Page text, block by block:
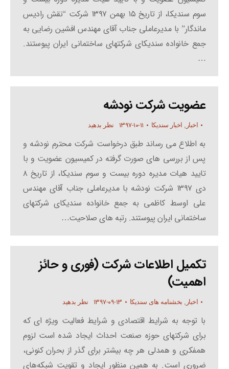
سوم سندیکا، از تاریخ ۱۵ بهمن ۱۳۹۷ شرکت “نقش رادیس
ماندگار” با مدیرعاملی جناب آقای مهندس افشین رضایی به
جمع خانواده سندیکای شرکتهای ساختمانی ایران پیوستند.
…
عضویت شرکت نودشه
اخبار , اخبار سندیکا ۱۳۹۷-۱۰-۱۱ نظر بدهید
به اطلاع می رساند طبق درخواست شرکت محترم نودشه و
پس از بررسی های صورت گرفته در کمیسیون عضویت و با
تایید هیات مدیره دوره بیست و سوم سندیکا، از تاریخ ۸
دی ۱۳۹۷ شرکت نودشه با مدیرعاملی جناب آقای مهندس
علی اوسط کاظمی به جمع خانواده سندیکای شرکتهای
ساختمانی ایران پیوستند. رتبه های صلاحیت…
تکمیل اطلاعات شرکت (فوری و حائز
اهمیت)
اخبار , بخشنامه های سندیکا ۱۳۹۷-۰۹-۱۳ نظر بدهید
با توجه به شرایط اقتصادی و شرایط فعالیت ویژه ای که
برای شرکتهای حوزه صنعت احداث ایجاد شده است لزوم
همفکری و همدلی هر چه بیشتر برای گذر از بحران کنونی،
ضروری است. به همین منظور ایجاد و تقویت شبکه‌های